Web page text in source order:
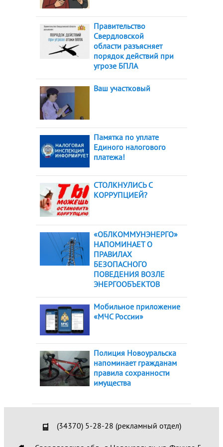
Правительство
Свердловской
области разъясняет
порядок действий при
угрозе БПЛА
Ваш участковый
Памятка по уплате
Единого налогового
платежа!
СТОЛКНУЛИСЬ С
КОРРУПЦИЕЙ?
«ОБЛКОММУНЭНЕРГО»
НАПОМИНАЕТ О
ПРАВИЛАХ
БЕЗОПАСНОГО
ПОВЕДЕНИЯ ВОЗЛЕ
ЭНЕРГООБЪЕКТОВ
Мобильное приложение
«МЧС России»
Полиция Новоуральска
напоминает гражданам
правила сохранности
имущества
(34370) 5-28-28 (рекламный отдел)